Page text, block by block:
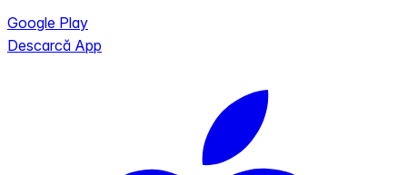
Google Play
Descarcă App